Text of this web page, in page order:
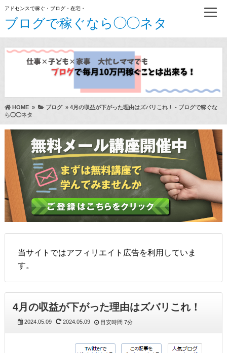
アドセンスで稼ぐ・ブログ・在宅・
ブログで稼ぐなら◯◯ネタ
HOME» ブログ» 4月の収益が下がった理由はズバリこれ！ - ブログで稼ぐな
ら◯◯ネタ
当サイトではアフィリエイト広告を利用していま
す。
4月の収益が下がった理由はズバリこれ！
2024.05.09 2024.05.09 目安時間 7分